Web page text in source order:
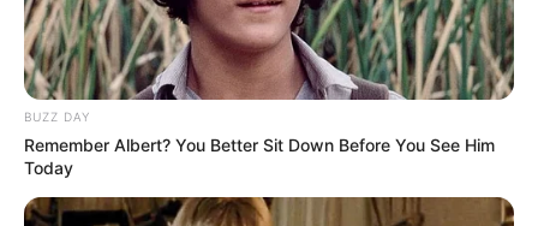
BUZZ DAY
Remember Albert? You Better Sit Down Before You See Him
Today